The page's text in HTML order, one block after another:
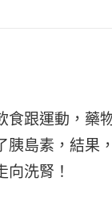
食跟運動，藥
島素，結果
洗腎！